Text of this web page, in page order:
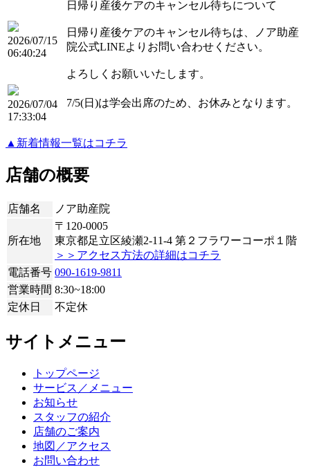
2026/07/15
06:40:24
日帰り産後ケアのキャンセル待ちについて
日帰り産後ケアのキャンセル待ちは、ノア助産
院公式LINEよりお問い合わせください。
よろしくお願いいたします。
2026/07/04
17:33:04
7/5(日)は学会出席のため、お休みとなります。
▲新着情報一覧はコチラ
店舗の概要
店舗名 ノア助産院
所在地
〒120-0005
東京都足立区綾瀬2-11-4 第２フラワーコーポ１階
＞＞アクセス方法の詳細はコチラ
電話番号 090-1619-9811
営業時間 8:30~18:00
定休日
不定休
サイトメニュー
トップページ
サービス／メニュー
お知らせ
スタッフの紹介
店舗のご案内
地図／アクセス
お問い合わせ